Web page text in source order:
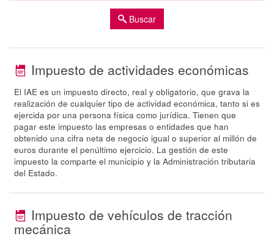
Buscar
Impuesto de actividades económicas
El IAE es un impuesto directo, real y obligatorio, que grava la
realización de cualquier tipo de actividad económica, tanto si es
ejercida por una persona física como jurídica. Tienen que
pagar este impuesto las empresas o entidades que han
obtenido una cifra neta de negocio igual o superior al millón de
euros durante el penúltimo ejercicio. La gestión de este
impuesto la comparte el municipio y la Administración tributaria
del Estado.
Impuesto de vehículos de tracción
mecánica